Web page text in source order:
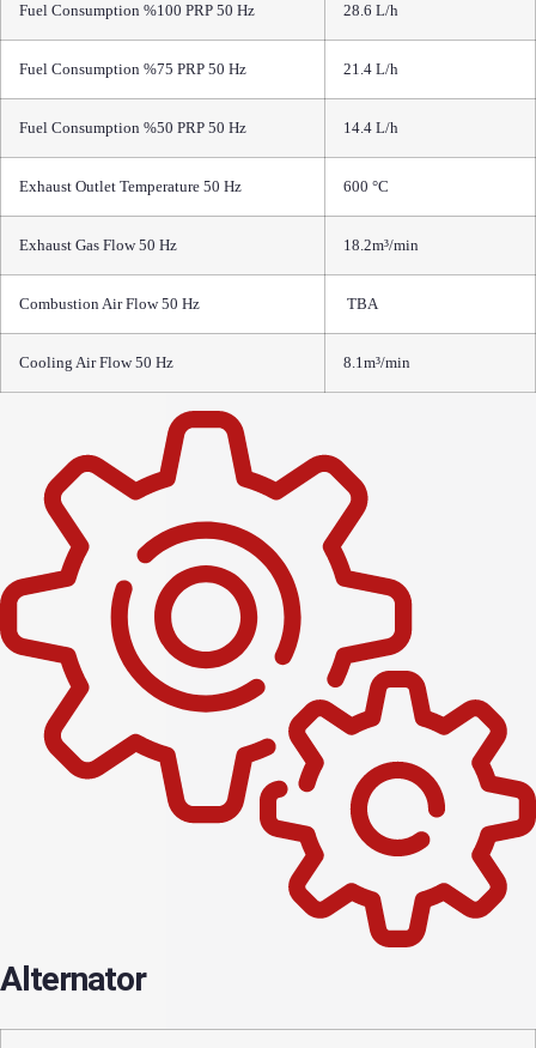
Fuel Consumption %100 PRP 50 Hz 28.6 L/h
Fuel Consumption %75 PRP 50 Hz 21.4 L/h
Fuel Consumption %50 PRP 50 Hz 14.4 L/h
Exhaust Outlet Temperature 50 Hz 600 °C
Exhaust Gas Flow 50 Hz 18.2m³/min
Combustion Air Flow 50 Hz TBA
Cooling Air Flow 50 Hz 8.1m³/min
Alternator